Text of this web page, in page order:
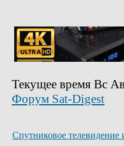
Текущее время Вс
Форум Sat-Digest
Спутниковое телевидение